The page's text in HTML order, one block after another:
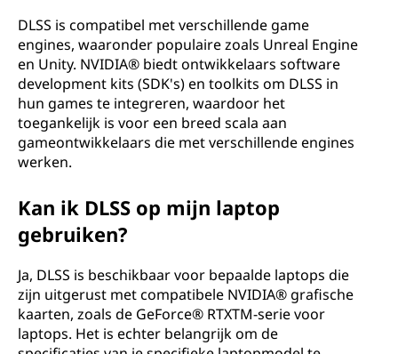
DLSS is compatibel met verschillende game
engines, waaronder populaire zoals Unreal Engine
en Unity. NVIDIA® biedt ontwikkelaars software
development kits (SDK's) en toolkits om DLSS in
hun games te integreren, waardoor het
toegankelijk is voor een breed scala aan
gameontwikkelaars die met verschillende engines
werken.
Kan ik DLSS op mijn laptop
gebruiken?
Ja, DLSS is beschikbaar voor bepaalde laptops die
zijn uitgerust met compatibele NVIDIA® grafische
kaarten, zoals de GeForce® RTXTM-serie voor
laptops. Het is echter belangrijk om de